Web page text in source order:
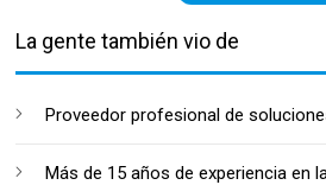
La gente también vio de
Proveedor profesional de
Más de 15 años de experiencia en